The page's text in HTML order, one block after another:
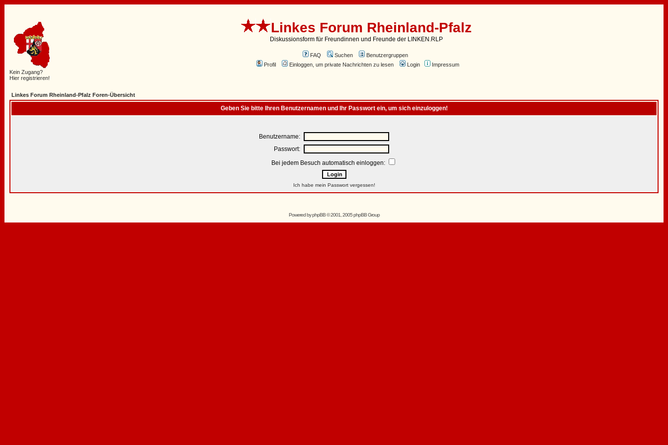
Kein Zugang?
Hier registrieren!
Linkes Forum Rheinland-Pfalz
Diskussionsform für Freundinnen und Freunde der LINKEN.RLP
FAQ Suchen
Benutzergruppen
Profil
Einloggen, um private Nachrichten zu lesen Login Impressum
Linkes Forum Rheinland-Pfalz Foren-Übersicht
Geben Sie bitte Ihren Benutzernamen und Ihr Passwort ein, um sich einzuloggen!
Benutzername:
Passwort:
Bei jedem Besuch automatisch einloggen:
Ich habe mein Passwort vergessen!
Powered byphpBB© 2001, 2005 phpBB Group